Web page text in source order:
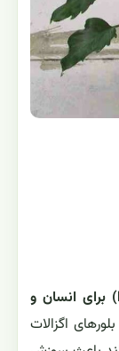
فیلودندرون زانادو (Philodendron Xanadu) برای انسان و
اگزالات